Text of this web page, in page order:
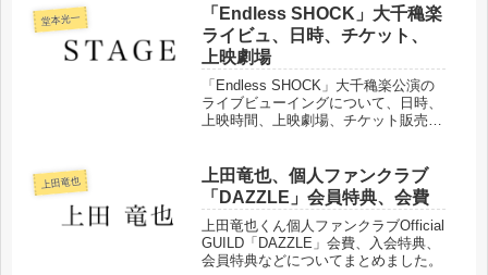
堂本光一
「Endless SHOCK」大千穐楽
ライビュ、日時、チケット、
上映劇場
「Endless SHOCK」大千穐楽公演の
ライブビューイングについて、日時、
上映時間、上映劇場、チケット販売、
上田竜也
上田竜也、個人ファンクラブ
「DAZZLE」会員特典、会費
上田竜也くん個人ファンクラブOfficial
GUILD「DAZZLE」会費、入会特典、
会員特典などについてまとめました。